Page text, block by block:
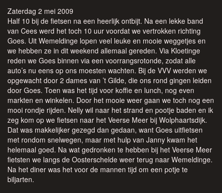
Zaterdag 2 mei 2009
Half 10 bij de fietsen na een heerlijk ontbijt. Na een lekke band
van Cees werd het toch 10 uur voordat we vertrokken richting
Goes. Uit Wemeldinge lopen veel leuke en mooie weggetjes en
we hebben ze in dit weekend allemaal gereden. Via Kloetinge
reden we Goes binnen via een voorrangsrotonde, zodat alle
auto’s nu eens op ons moesten wachten. Bij de VVV werden we
opgewacht door 2 dames van ’t Gilde, die ons rond gingen leiden
door Goes. Toen was het tijd voor koffie en lunch, nog even
markten en winkelen. Door het mooie weer gaan we toch nog een
mooi rondje rijden. Nelly wil naar het strand en pootje baden en ik
zeg kom op we fietsen naar het Veerse Meer bij Wolphaartsdijk.
Dat was makkelijker gezegd dan gedaan, want Goes uitfietsen
met rondom snelwegen, maar met hulp van Janny kwam het
helemaal goed. Na wat gedronken te hebben bij het Veerse Meer
fietsten we langs de Oosterschelde weer terug naar Wemeldinge.
Na het diner was het voor de mannen tijd om een potje te
biljarten.